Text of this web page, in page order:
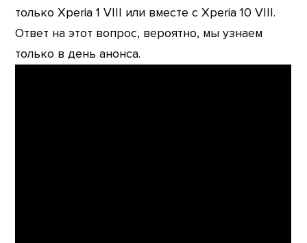
только Xperia 1 VIII или вместе с Xperia 10 VIII.
Ответ на этот вопрос, вероятно, мы узнаем
только в день анонса.